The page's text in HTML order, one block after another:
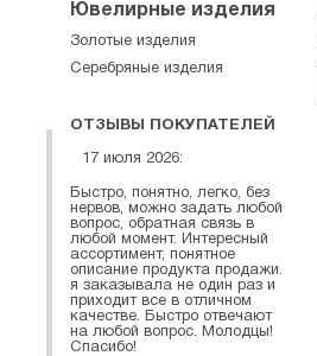
Ювелирные изделия
Золотые изделия
Серебряные изделия
ОТЗЫВЫ ПОКУПАТЕЛЕЙ
17 июля 2026:
Быстро, понятно, легко, без
нервов, можно задать любой
вопрос, обратная связь в
любой момент. Интересный
ассортимент, понятное
описание продукта продажи.
я заказывала не один раз и
приходит все в отличном
качестве. Быстро отвечают
на любой вопрос. Молодцы!
Спасибо!